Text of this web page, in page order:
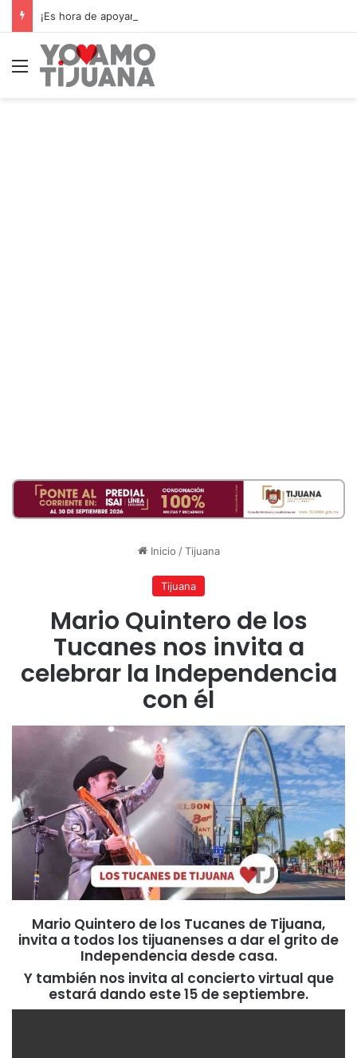
Menú
Inicio / Tijuana
Tijuana
Mario Quintero de los
Tucanes nos invita a
celebrar la Independencia
con él
Mario Quintero de los Tucanes de Tijuana,
invita a todos los tijuanenses a dar el grito de
Independencia desde casa.
Y también nos invita al concierto virtual que
estará dando este 15 de septiembre.